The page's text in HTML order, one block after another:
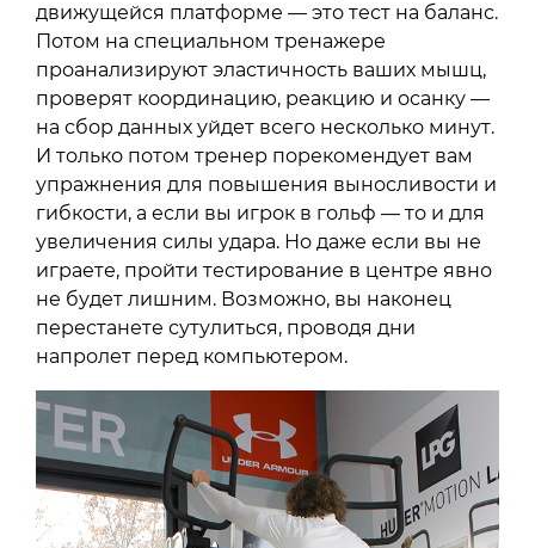
движущейся платформе — это тест на баланс.
Потом на специальном тренажере
проанализируют эластичность ваших мышц,
проверят координацию, реакцию и осанку —
на сбор данных уйдет всего несколько минут.
И только потом тренер порекомендует вам
упражнения для повышения выносливости и
гибкости, а если вы игрок в гольф — то и для
увеличения силы удара. Но даже если вы не
играете, пройти тестирование в центре явно
не будет лишним. Возможно, вы наконец
перестанете сутулиться, проводя дни
напролет перед компьютером.